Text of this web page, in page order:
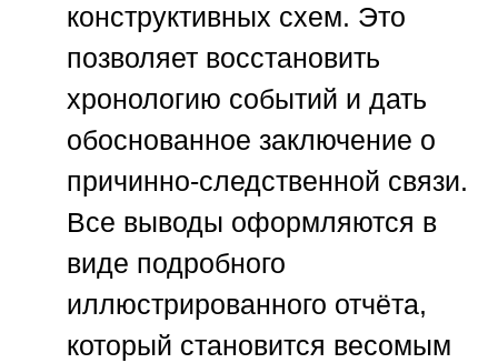
конструктивных схем. Это
позволяет восстановить
хронологию событий и дать
обоснованное заключение о
причинно-следственной связи.
Все выводы оформляются в
виде подробного
иллюстрированного отчёта,
который становится весомым